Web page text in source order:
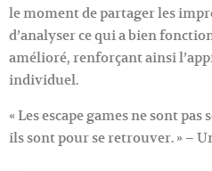
le moment de partager les
d’analyser ce qui a bien
amélioré, renforçant ainsi
individuel.
« Les escape games ne sont
ils sont pour se retrouver. » –